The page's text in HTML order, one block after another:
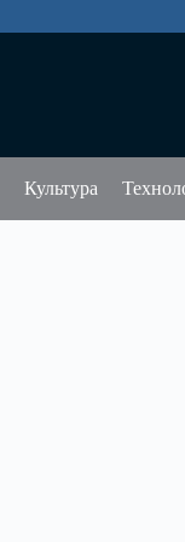
Культура